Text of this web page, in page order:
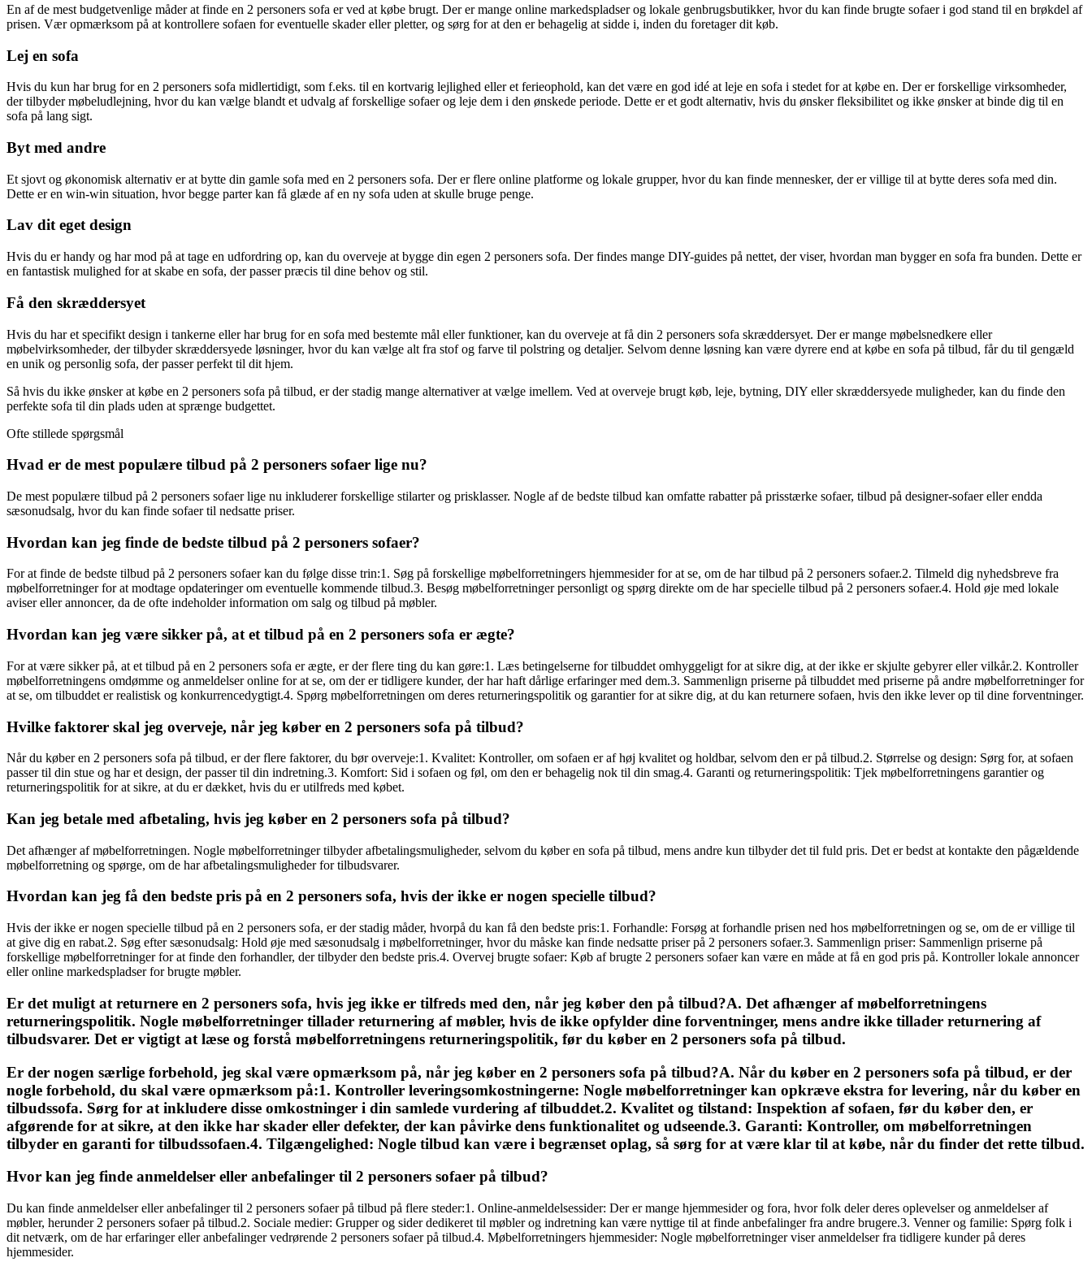
En af de mest budgetvenlige måder at finde en 2 personers sofa er ved at købe brugt. Der er mange online markedspladser og lokale genbrugsbutikker, hvor du kan finde brugte sofaer i god stand til en brøkdel af
prisen. Vær opmærksom på at kontrollere sofaen for eventuelle skader eller pletter, og sørg for at den er behagelig at sidde i, inden du foretager dit køb.
Lej en sofa
Hvis du kun har brug for en 2 personers sofa midlertidigt, som f.eks. til en kortvarig lejlighed eller et ferieophold, kan det være en god idé at leje en sofa i stedet for at købe en. Der er forskellige virksomheder,
der tilbyder møbeludlejning, hvor du kan vælge blandt et udvalg af forskellige sofaer og leje dem i den ønskede periode. Dette er et godt alternativ, hvis du ønsker fleksibilitet og ikke ønsker at binde dig til en
sofa på lang sigt.
Byt med andre
Et sjovt og økonomisk alternativ er at bytte din gamle sofa med en 2 personers sofa. Der er flere online platforme og lokale grupper, hvor du kan finde mennesker, der er villige til at bytte deres sofa med din.
Dette er en win-win situation, hvor begge parter kan få glæde af en ny sofa uden at skulle bruge penge.
Lav dit eget design
Hvis du er handy og har mod på at tage en udfordring op, kan du overveje at bygge din egen 2 personers sofa. Der findes mange DIY-guides på nettet, der viser, hvordan man bygger en sofa fra bunden. Dette er
en fantastisk mulighed for at skabe en sofa, der passer præcis til dine behov og stil.
Få den skræddersyet
Hvis du har et specifikt design i tankerne eller har brug for en sofa med bestemte mål eller funktioner, kan du overveje at få din 2 personers sofa skræddersyet. Der er mange møbelsnedkere eller
møbelvirksomheder, der tilbyder skræddersyede løsninger, hvor du kan vælge alt fra stof og farve til polstring og detaljer. Selvom denne løsning kan være dyrere end at købe en sofa på tilbud, får du til gengæld
en unik og personlig sofa, der passer perfekt til dit hjem.
Så hvis du ikke ønsker at købe en 2 personers sofa på tilbud, er der stadig mange alternativer at vælge imellem. Ved at overveje brugt køb, leje, bytning, DIY eller skræddersyede muligheder, kan du finde den
perfekte sofa til din plads uden at sprænge budgettet.
Ofte stillede spørgsmål
Hvad er de mest populære tilbud på 2 personers sofaer lige nu?
De mest populære tilbud på 2 personers sofaer lige nu inkluderer forskellige stilarter og prisklasser. Nogle af de bedste tilbud kan omfatte rabatter på prisstærke sofaer, tilbud på designer-sofaer eller endda
sæsonudsalg, hvor du kan finde sofaer til nedsatte priser.
Hvordan kan jeg finde de bedste tilbud på 2 personers sofaer?
For at finde de bedste tilbud på 2 personers sofaer kan du følge disse trin:1. Søg på forskellige møbelforretningers hjemmesider for at se, om de har tilbud på 2 personers sofaer.2. Tilmeld dig nyhedsbreve fra
møbelforretninger for at modtage opdateringer om eventuelle kommende tilbud.3. Besøg møbelforretninger personligt og spørg direkte om de har specielle tilbud på 2 personers sofaer.4. Hold øje med lokale
aviser eller annoncer, da de ofte indeholder information om salg og tilbud på møbler.
Hvordan kan jeg være sikker på, at et tilbud på en 2 personers sofa er ægte?
For at være sikker på, at et tilbud på en 2 personers sofa er ægte, er der flere ting du kan gøre:1. Læs betingelserne for tilbuddet omhyggeligt for at sikre dig, at der ikke er skjulte gebyrer eller vilkår.2. Kontroller
møbelforretningens omdømme og anmeldelser online for at se, om der er tidligere kunder, der har haft dårlige erfaringer med dem.3. Sammenlign priserne på tilbuddet med priserne på andre møbelforretninger for
at se, om tilbuddet er realistisk og konkurrencedygtigt.4. Spørg møbelforretningen om deres returneringspolitik og garantier for at sikre dig, at du kan returnere sofaen, hvis den ikke lever op til dine forventninger.
Hvilke faktorer skal jeg overveje, når jeg køber en 2 personers sofa på tilbud?
Når du køber en 2 personers sofa på tilbud, er der flere faktorer, du bør overveje:1. Kvalitet: Kontroller, om sofaen er af høj kvalitet og holdbar, selvom den er på tilbud.2. Størrelse og design: Sørg for, at sofaen
passer til din stue og har et design, der passer til din indretning.3. Komfort: Sid i sofaen og føl, om den er behagelig nok til din smag.4. Garanti og returneringspolitik: Tjek møbelforretningens garantier og
returneringspolitik for at sikre, at du er dækket, hvis du er utilfreds med købet.
Kan jeg betale med afbetaling, hvis jeg køber en 2 personers sofa på tilbud?
Det afhænger af møbelforretningen. Nogle møbelforretninger tilbyder afbetalingsmuligheder, selvom du køber en sofa på tilbud, mens andre kun tilbyder det til fuld pris. Det er bedst at kontakte den pågældende
møbelforretning og spørge, om de har afbetalingsmuligheder for tilbudsvarer.
Hvordan kan jeg få den bedste pris på en 2 personers sofa, hvis der ikke er nogen specielle tilbud?
Hvis der ikke er nogen specielle tilbud på en 2 personers sofa, er der stadig måder, hvorpå du kan få den bedste pris:1. Forhandle: Forsøg at forhandle prisen ned hos møbelforretningen og se, om de er villige til
at give dig en rabat.2. Søg efter sæsonudsalg: Hold øje med sæsonudsalg i møbelforretninger, hvor du måske kan finde nedsatte priser på 2 personers sofaer.3. Sammenlign priser: Sammenlign priserne på
forskellige møbelforretninger for at finde den forhandler, der tilbyder den bedste pris.4. Overvej brugte sofaer: Køb af brugte 2 personers sofaer kan være en måde at få en god pris på. Kontroller lokale annoncer
eller online markedspladser for brugte møbler.
Er det muligt at returnere en 2 personers sofa, hvis jeg ikke er tilfreds med den, når jeg køber den på tilbud?A. Det afhænger af møbelforretningens
returneringspolitik. Nogle møbelforretninger tillader returnering af møbler, hvis de ikke opfylder dine forventninger, mens andre ikke tillader returnering af
tilbudsvarer. Det er vigtigt at læse og forstå møbelforretningens returneringspolitik, før du køber en 2 personers sofa på tilbud.
Er der nogen særlige forbehold, jeg skal være opmærksom på, når jeg køber en 2 personers sofa på tilbud?A. Når du køber en 2 personers sofa på tilbud, er der
nogle forbehold, du skal være opmærksom på:1. Kontroller leveringsomkostningerne: Nogle møbelforretninger kan opkræve ekstra for levering, når du køber en
tilbudssofa. Sørg for at inkludere disse omkostninger i din samlede vurdering af tilbuddet.2. Kvalitet og tilstand: Inspektion af sofaen, før du køber den, er
afgørende for at sikre, at den ikke har skader eller defekter, der kan påvirke dens funktionalitet og udseende.3. Garanti: Kontroller, om møbelforretningen
tilbyder en garanti for tilbudssofaen.4. Tilgængelighed: Nogle tilbud kan være i begrænset oplag, så sørg for at være klar til at købe, når du finder det rette tilbud.
Hvor kan jeg finde anmeldelser eller anbefalinger til 2 personers sofaer på tilbud?
Du kan finde anmeldelser eller anbefalinger til 2 personers sofaer på tilbud på flere steder:1. Online-anmeldelsessider: Der er mange hjemmesider og fora, hvor folk deler deres oplevelser og anmeldelser af
møbler, herunder 2 personers sofaer på tilbud.2. Sociale medier: Grupper og sider dedikeret til møbler og indretning kan være nyttige til at finde anbefalinger fra andre brugere.3. Venner og familie: Spørg folk i
dit netværk, om de har erfaringer eller anbefalinger vedrørende 2 personers sofaer på tilbud.4. Møbelforretningers hjemmesider: Nogle møbelforretninger viser anmeldelser fra tidligere kunder på deres
hjemmesider.